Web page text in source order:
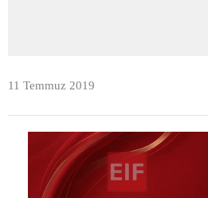
11 Temmuz 2019